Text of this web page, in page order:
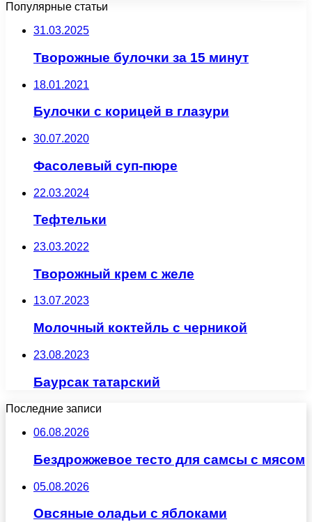
Популярные статьи
31.03.2025
Творожные булочки за 15 минут
18.01.2021
Булочки с корицей в глазури
30.07.2020
Фасолевый суп-пюре
22.03.2024
Тефтельки
23.03.2022
Творожный крем с желе
13.07.2023
Молочный коктейль с черникой
23.08.2023
Баурсак татарский
Последние записи
06.08.2026
Бездрожжевое тесто для самсы с мясом
05.08.2026
Овсяные оладьи с яблоками